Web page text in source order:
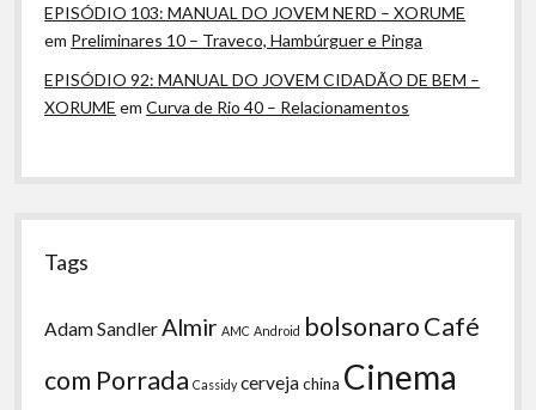
EPISÓDIO 103: MANUAL DO JOVEM NERD – XORUME
em Preliminares 10 – Traveco, Hambúrguer e Pinga
EPISÓDIO 92: MANUAL DO JOVEM CIDADÃO DE BEM –
XORUME emCurva de Rio 40 – Relacionamentos
Tags
Adam Sandler Almir AMC Android bolsonaroCafé
com Porrada Cassidy cervejachina Cinema